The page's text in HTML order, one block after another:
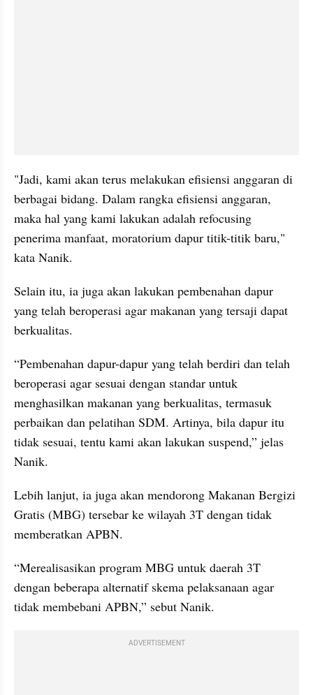
"Jadi, kami akan terus melakukan efisiensi anggaran di
berbagai bidang. Dalam rangka efisiensi anggaran,
maka hal yang kami lakukan adalah refocusing
penerima manfaat, moratorium dapur titik-titik baru,"
kata Nanik.
Selain itu, ia juga akan lakukan pembenahan dapur
yang telah beroperasi agar makanan yang tersaji dapat
berkualitas.
“Pembenahan dapur-dapur yang telah berdiri dan telah
beroperasi agar sesuai dengan standar untuk
menghasilkan makanan yang berkualitas, termasuk
perbaikan dan pelatihan SDM. Artinya, bila dapur itu
tidak sesuai, tentu kami akan lakukan suspend,” jelas
Nanik.
Lebih lanjut, ia juga akan mendorong Makanan Bergizi
Gratis (MBG) tersebar ke wilayah 3T dengan tidak
memberatkan APBN.
“Merealisasikan program MBG untuk daerah 3T
dengan beberapa alternatif skema pelaksanaan agar
tidak membebani APBN,” sebut Nanik.
ADVERTISEMENT